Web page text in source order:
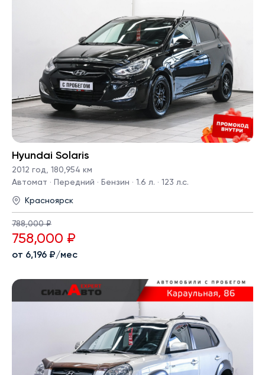
Hyundai Solaris
2012 год
180,954 км
Автомат · Передний · Бензин · 1.6 л. · 123 л.с.
Красноярск
788,000 ₽
758,000 ₽
от 6,196 ₽/мес